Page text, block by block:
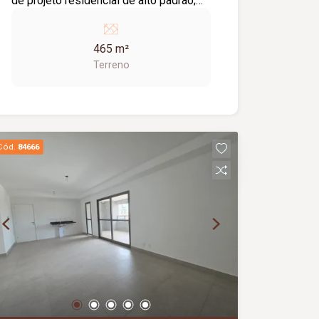
construir a casa dos seus sonhos.
465 m²
Terreno
84666